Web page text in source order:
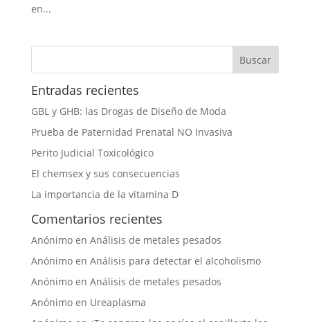
en...
Entradas recientes
GBL y GHB: las Drogas de Diseño de Moda
Prueba de Paternidad Prenatal NO Invasiva
Perito Judicial Toxicológico
El chemsex y sus consecuencias
La importancia de la vitamina D
Comentarios recientes
Anónimoen Análisis de metales pesados
Anónimoen Análisis para detectar el alcoholismo
Anónimoen Análisis de metales pesados
Anónimoen Ureaplasma